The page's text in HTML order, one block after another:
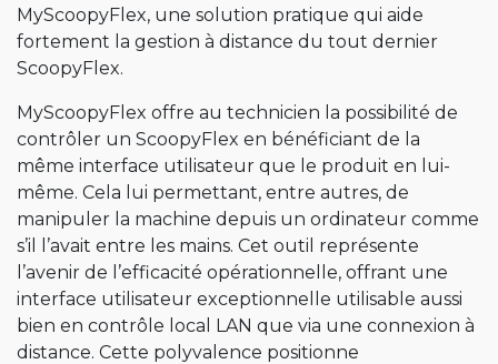
MyScoopyFlex, une solution pratique qui aide
fortement la gestion à distance du tout dernier
ScoopyFlex.
MyScoopyFlex offre au technicien la possibilité de
contrôler un ScoopyFlex en bénéficiant de la
même interface utilisateur que le produit en lui-
même. Cela lui permettant, entre autres, de
manipuler la machine depuis un ordinateur comme
s’il l’avait entre les mains. Cet outil représente
l’avenir de l’efficacité opérationnelle, offrant une
interface utilisateur exceptionnelle utilisable aussi
bien en contrôle local LAN que via une connexion à
distance. Cette polyvalence positionne